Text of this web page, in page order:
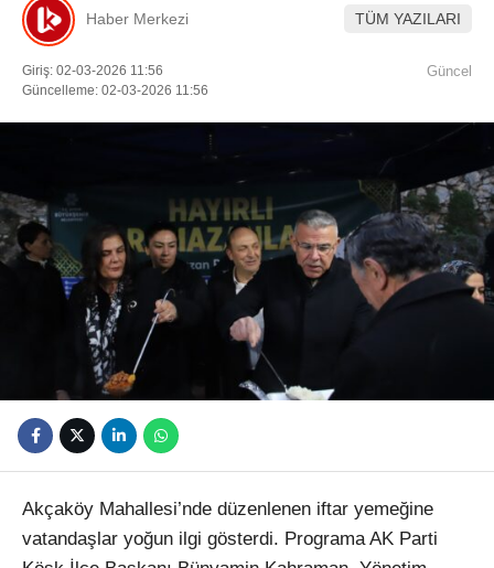
Haber Merkezi TÜM YAZILARI
Giriş: 02-03-2026 11:56
Güncelleme: 02-03-2026 11:56
Güncel
Akçaköy Mahallesi’nde düzenlenen iftar yemeğine
vatandaşlar yoğun ilgi gösterdi. Programa AK Parti